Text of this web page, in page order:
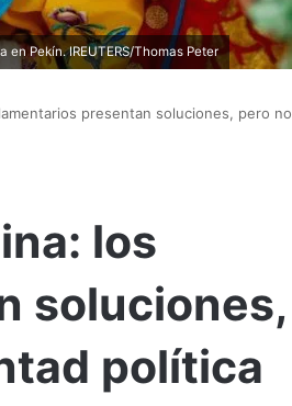
Pekín. IREUTERS/Thomas Peter
presentan soluciones, pero no
los
soluciones,
política